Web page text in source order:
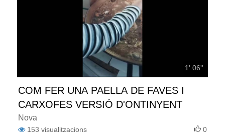
1' 06''
COM FER UNA PAELLA DE FAVES I
CARXOFES VERSIÓ D'ONTINYENT
Nova
153 visualitzacions 0